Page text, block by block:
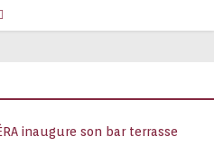
inaugure son bar terrasse